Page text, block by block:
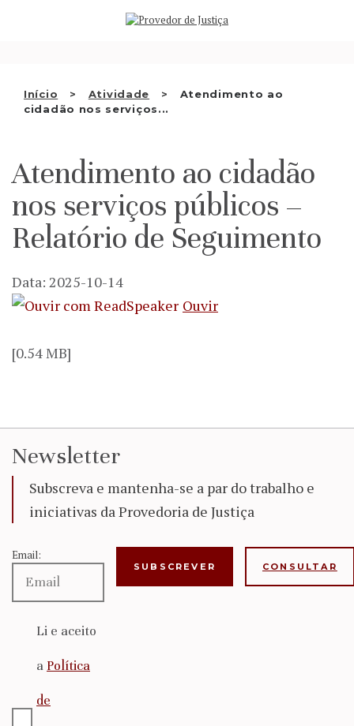
Início Atividade
Atendimento ao
cidadão nos serviços...
QUEM SOMOS
RECOMENDAÇÕES E OUTRAS
DECISÕES
APRESENTAR QUEIXA
PT
Atendimento ao cidadão
nos serviços públicos –
Relatório de Seguimento
Data: 2025-10-14
Ouvir
[0.54 MB]
Newsletter
Subscreva e mantenha-se a par do trabalho e
iniciativas da Provedoria de Justiça
Email:
Li e aceito
a Política
de
CONSULTAR